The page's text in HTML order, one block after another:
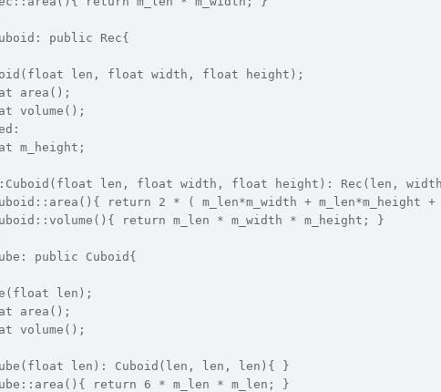
public Rec{
len, float width, float height);
area();
volume();
m_height;
len, float width, float height): Rec(len,
return 2 * ( m_len*m_width + m_len*m_height
return m_len * m_width * m_height; }
public Cuboid{
len);
area();
volume();
len): Cuboid(len, len, len){ }
return 6 * m_len * m_len; }